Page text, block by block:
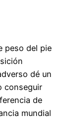
peso del pie
dé un
conseguir
de
mundial